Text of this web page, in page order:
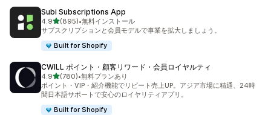
Subi Subscriptions App
4.95つ星中
(895)
合計レビュー数：895件
•無料インストール
サブスクリプションと会員モデルで事業を拡大しましょう。
Built for Shopify
CWILL ポイント・顧客リワード・会員ロイヤルティ
4.95つ星中
(780)
合計レビュー数：780件
•無料プランあり
ポイント・VIP・紹介機能でリピート売上UP。アジア市場に精通、24時
間日本語サポートで安心のロイヤリティアプリ。
Built for Shopify